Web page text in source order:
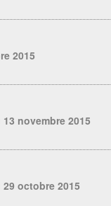
2015
novembre 2015
29 octobre 2015